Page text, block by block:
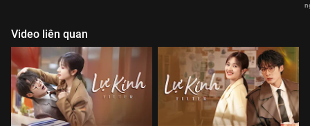
Video liên quan